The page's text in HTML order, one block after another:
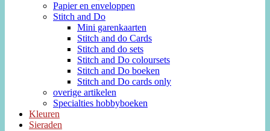
Papier en enveloppen
Stitch and Do
Mini garenkaarten
Stitch and do Cards
Stitch and do sets
Stitch and Do coloursets
Stitch and Do boeken
Stitch and Do cards only
overige artikelen
Specialties hobbyboeken
Kleuren
Sieraden